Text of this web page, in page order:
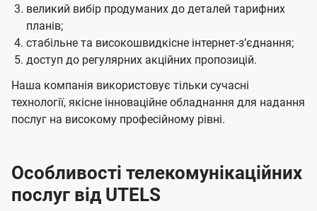
великий вибір продуманих до деталей тарифних
планів;
стабільне та високошвидкісне інтернет-зʼєднання;
доступ до регулярних акційних пропозицій.
Наша компанія використовує тільки сучасні
технології, якісне інноваційне обладнання для надання
послуг на високому професійному рівні.
Особливості телекомунікаційних
послуг від UTELS